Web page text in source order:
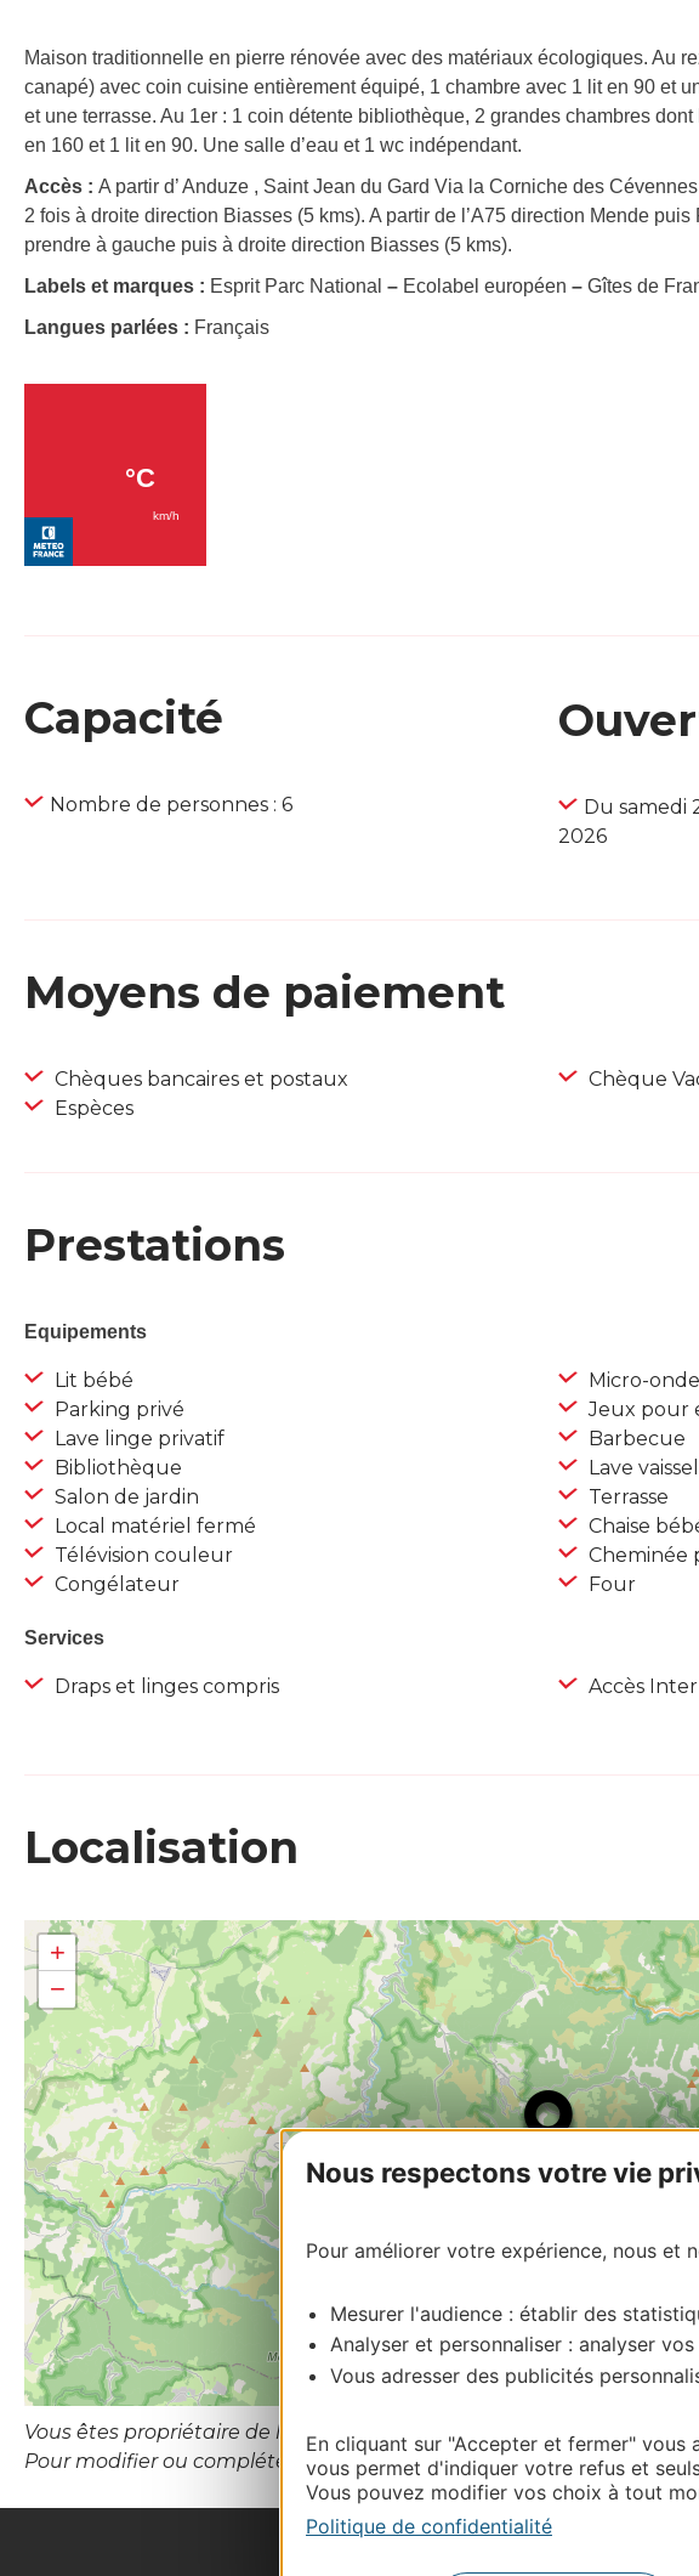
Nous respectons votre vie
Pour améliorer votre expérience, nous et
Mesurer l'audience : établir des
Analyser et personnaliser : analyser
Vous adresser des publicités
En cliquant sur "Accepter et fermer"
vous permet d'indiquer votre refus et
Vous pouvez modifier vos choix à tout
Politique de confidentialité
Maison traditionnelle en pierre rénovée avec des matériaux écologiques. Au
canapé) avec coin cuisine entièrement équipé, 1 chambre avec 1 lit en 90 et
et une terrasse. Au 1er : 1 coin détente bibliothèque, 2 grandes chambres dont
en 160 et 1 lit en 90. Une salle d’eau et 1 wc indépendant.
Accès : A partir d’ Anduze , Saint Jean du Gard Via la Corniche des
2 fois à droite direction Biasses (5 kms). A partir de l’A75 direction Mende
prendre à gauche puis à droite direction Biasses (5 kms).
Labels et marques : Esprit Parc National – Ecolabel européen – Gîtes de
Langues parlées : Français
Capacité
Nombre de personnes : 6
Du samedi
2026
Moyens de paiement
Chèques bancaires et postaux
Espèces
Chèque
Prestations
Equipements
Lit bébé
Parking privé
Lave linge privatif
Bibliothèque
Salon de jardin
Local matériel fermé
Télévision couleur
Congélateur
Micro-
Jeux pour
Barbecue
Lave
Terrasse
Chaise
Cheminée
Four
Services
Draps et linges compris Accès
Localisation
+
−
Vous êtes propriétaire de l’établissement ou le gestionnaire de
Pour modifier ou compléter cette fiche, merci de contacter